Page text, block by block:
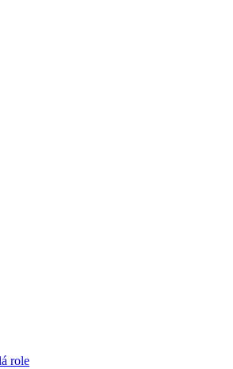
role